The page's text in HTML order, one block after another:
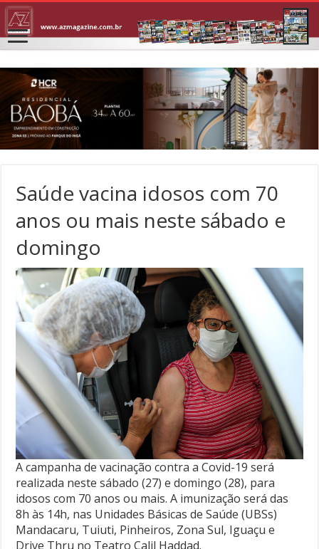
Saúde vacina idosos com 70
anos ou mais neste sábado e
domingo
A campanha de vacinação contra a Covid-19 será
realizada neste sábado (27) e domingo (28), para
idosos com 70 anos ou mais. A imunização será das
8h às 14h, nas Unidades Básicas de Saúde (UBSs)
Mandacaru, Tuiuti, Pinheiros, Zona Sul, Iguaçu e
Drive Thru no Teatro Calil Haddad.